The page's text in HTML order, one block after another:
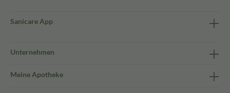
Sanicare App
Unternehmen
Meine Apotheke